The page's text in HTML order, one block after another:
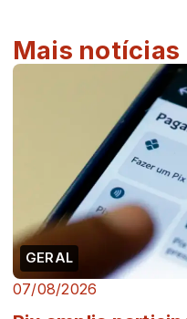
Mais notícias
GERAL
07/08/2026